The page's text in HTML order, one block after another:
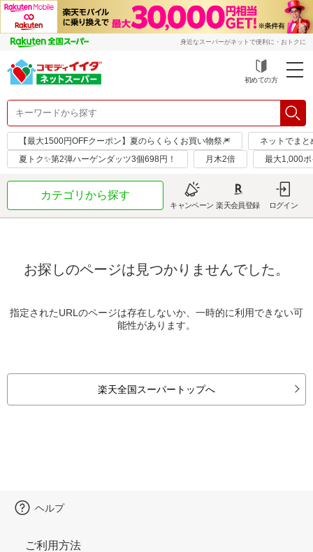
身近なスーパーがネットで便利に・おトクに
初めての方
【最大1500円OFFクーポン】夏のらくらくお買い物祭🎆
ネットでまと
夏トク✨第2弾ハーゲンダッツ3個698円！
月木2倍 最大1,000
カテゴリから探す
キャンペーン 楽天会員登録 ログイン
お探しのページは見つかりませんでした。
指定されたURLのページは存在しないか、一時的に利用できない可
能性があります。
楽天全国スーパートップへ
ヘルプ
ご利用方法